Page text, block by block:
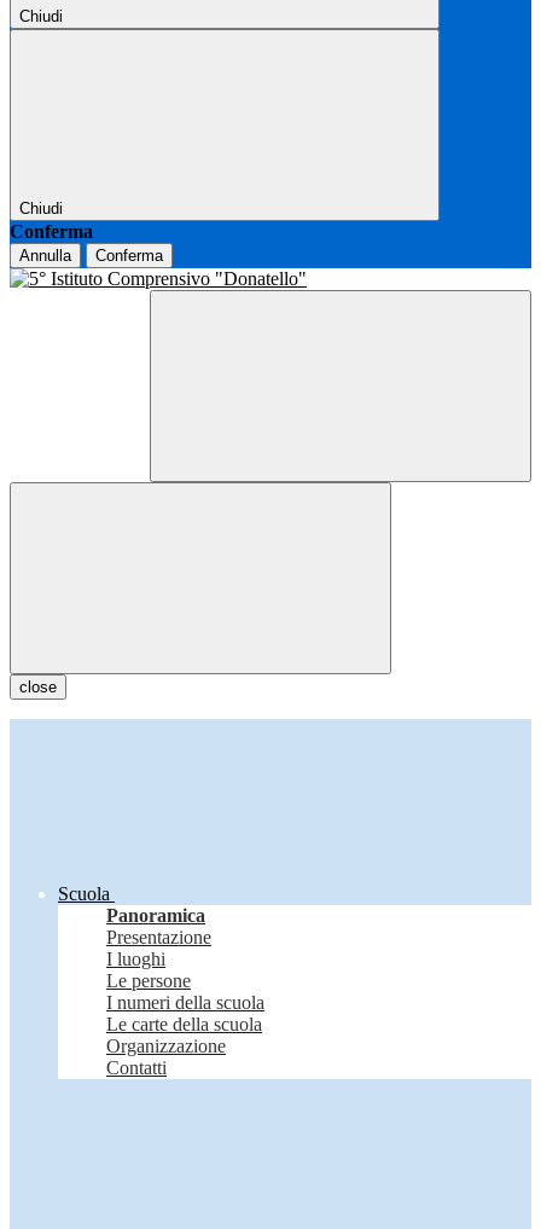
Chiudi
Chiudi
Conferma
Annulla Conferma
close
Scuola
Panoramica
Presentazione
I luoghi
Le persone
I numeri della scuola
Le carte della scuola
Organizzazione
Contatti